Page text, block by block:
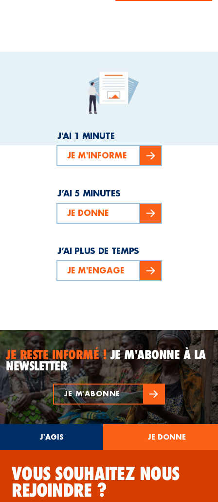
J'AI 1 MINUTE
JE M'INFORME
J’AI 5 MINUTES
JE DONNE
J’AI PLUS DE TEMPS
JE M'ENGAGE
JE RESTE INFORMÉ !JE M'ABONNE À LA
NEWSLETTER
JE M'ABONNE
J'AGIS JE DONNE
VOUS SOUHAITEZ NOUS
REJOINDRE ?